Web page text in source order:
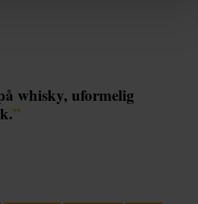
whisky, uformelig
”